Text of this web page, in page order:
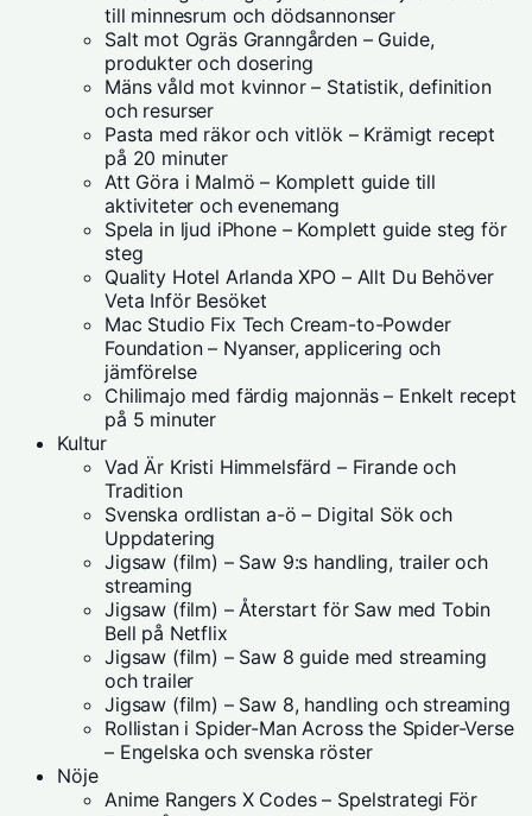
till minnesrum och dödsannonser
Salt mot Ogräs Granngården – Guide,
produkter och dosering
Mäns våld mot kvinnor – Statistik, definition
och resurser
Pasta med räkor och vitlök – Krämigt recept
på 20 minuter
Att Göra i Malmö – Komplett guide till
aktiviteter och evenemang
Spela in ljud iPhone – Komplett guide steg för
steg
Quality Hotel Arlanda XPO – Allt Du Behöver
Veta Inför Besöket
Mac Studio Fix Tech Cream-to-Powder
Foundation – Nyanser, applicering och
jämförelse
Chilimajo med färdig majonnäs – Enkelt recept
på 5 minuter
Kultur
Vad Är Kristi Himmelsfärd – Firande och
Tradition
Svenska ordlistan a-ö – Digital Sök och
Uppdatering
Jigsaw (film) – Saw 9:s handling, trailer och
streaming
Jigsaw (film) – Återstart för Saw med Tobin
Bell på Netflix
Jigsaw (film) – Saw 8 guide med streaming
och trailer
Jigsaw (film) – Saw 8, handling och streaming
Rollistan i Spider-Man Across the Spider-Verse
– Engelska och svenska röster
Nöje
Anime Rangers X Codes – Spelstrategi För